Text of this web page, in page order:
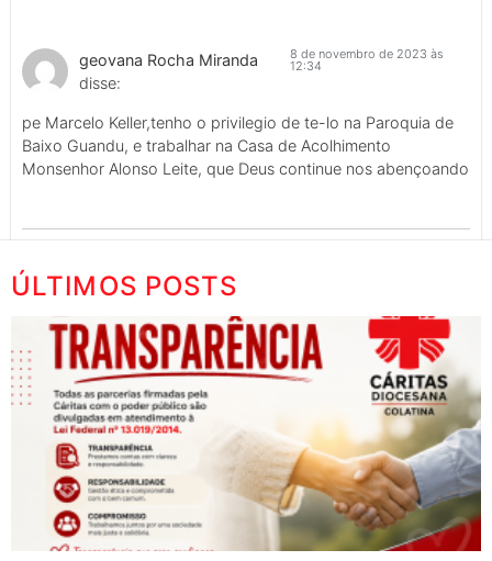
geovana Rocha Miranda
disse:
8 de novembro de 2023 às
12:34
pe Marcelo Keller,tenho o privilegio de te-lo na Paroquia de
Baixo Guandu, e trabalhar na Casa de Acolhimento
Monsenhor Alonso Leite, que Deus continue nos abençoando
ÚLTIMOS POSTS